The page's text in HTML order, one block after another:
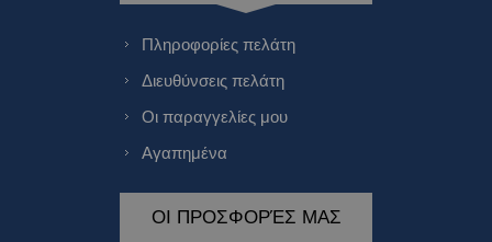
Πληροφορίες πελάτη
Διευθύνσεις πελάτη
Οι παραγγελίες μου
Αγαπημένα
ΟΙ ΠΡΟΣΦΟΡΈΣ ΜΑΣ